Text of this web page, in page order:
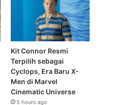
Kit Connor Resmi
Terpilih sebagai
Cyclops, Era Baru X-
Men di Marvel
Cinematic Universe
5 hours ago